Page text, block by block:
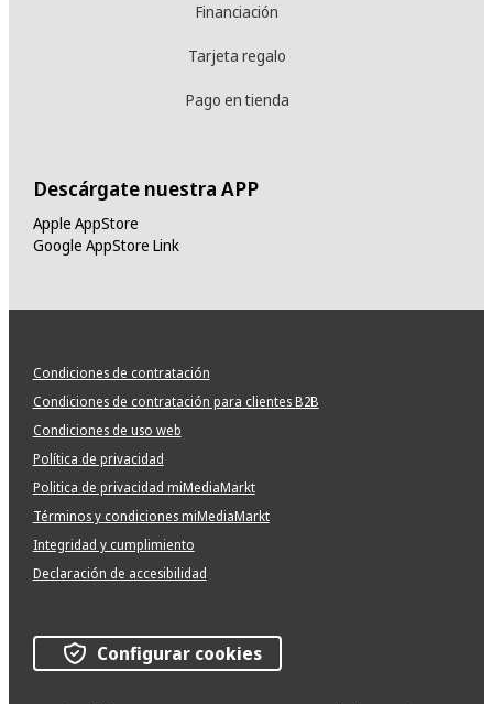
Financiación
Tarjeta regalo
Pago en tienda
Descárgate nuestra APP
Apple AppStore
Google AppStore Link
Condiciones de contratación
Condiciones de contratación para clientes B2B
Condiciones de uso web
Política de privacidad
Politica de privacidad miMediaMarkt
Términos y condiciones miMediaMarkt
Integridad y cumplimiento
Declaración de accesibilidad
Configurar cookies